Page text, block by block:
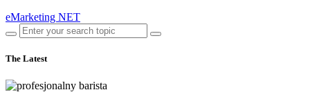
eMarketing NET
The Latest